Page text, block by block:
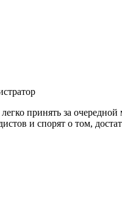
принять за
и спорят о том,